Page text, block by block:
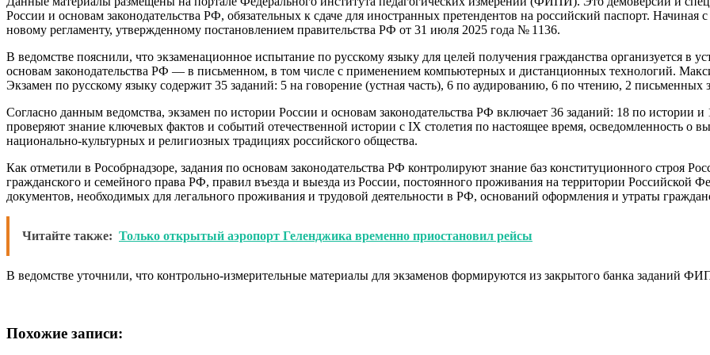
России и основам законодательства РФ, обязательных к сдаче для иностранных претендентов на российский паспорт. Начиная
новому регламенту, утвержденному постановлением правительства РФ от 31 июля 2025 года № 1136.
В ведомстве пояснили, что экзаменационное испытание по русскому языку для целей получения гражданства организуется в
основам законодательства РФ — в письменном, в том числе с применением компьютерных и дистанционных технологий.
Экзамен по русскому языку содержит 35 заданий: 5 на говорение (устная часть), 6 по аудированию, 6 по чтению, 2 письменных
Согласно данным ведомства, экзамен по истории России и основам законодательства РФ включает 36 заданий: 18 по истории и
проверяют знание ключевых фактов и событий отечественной истории с IX столетия по настоящее время, осведомленность о
национально-культурных и религиозных традициях российского общества.
Как отметили в Рособрнадзоре, задания по основам законодательства РФ контролируют знание баз конституционного строя
гражданского и семейного права РФ, правил въезда и выезда из России, постоянного проживания на территории Российской
документов, необходимых для легального проживания и трудовой деятельности в РФ, оснований оформления и утраты
Читайте также: Только открытый аэропорт Геленджика временно приостановил рейсы
В ведомстве уточнили, что контрольно-измерительные материалы для экзаменов формируются из закрытого банка заданий
Похожие записи: